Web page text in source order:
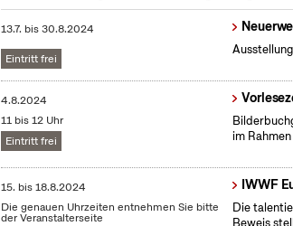
13.7. bis30.8.2024
Eintritt frei
4.8.2024
11 bis 12 Uhr
Eintritt frei
im
15. bis18.8.2024
Die genauen Uhrzeiten entnehmen Sie bitte
der Veranstalterseite
IWWF
Die